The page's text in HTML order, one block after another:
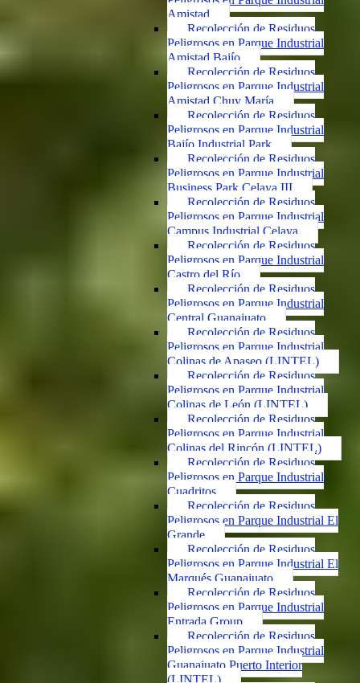
Amistad
Recolección de Residuos
Peligrosos en Parque Industrial
Amistad Bajío
Recolección de Residuos
Peligrosos en Parque Industrial
Amistad Chuy María
Recolección de Residuos
Peligrosos en Parque Industrial
Bajío Industrial Park
Recolección de Residuos
Peligrosos en Parque Industrial
Business Park Celaya III
Recolección de Residuos
Peligrosos en Parque Industrial
Campus Industrial Celaya
Recolección de Residuos
Peligrosos en Parque Industrial
Castro del Río
Recolección de Residuos
Peligrosos en Parque Industrial
Central Guanajuato
Recolección de Residuos
Peligrosos en Parque Industrial
Colinas de Apaseo (LINTEL)
Recolección de Residuos
Peligrosos en Parque Industrial
Colinas de León (LINTEL)
Recolección de Residuos
Peligrosos en Parque Industrial
Colinas del Rincón (LINTEL)
Recolección de Residuos
Peligrosos en Parque Industrial
Cuadritos
Recolección de Residuos
Peligrosos en Parque Industrial El
Grande
Recolección de Residuos
Peligrosos en Parque Industrial El
Marqués Guanajuato
Recolección de Residuos
Peligrosos en Parque Industrial
Entrada Group
Recolección de Residuos
Peligrosos en Parque Industrial
Guanajuato Puerto Interior
(LINTEL)